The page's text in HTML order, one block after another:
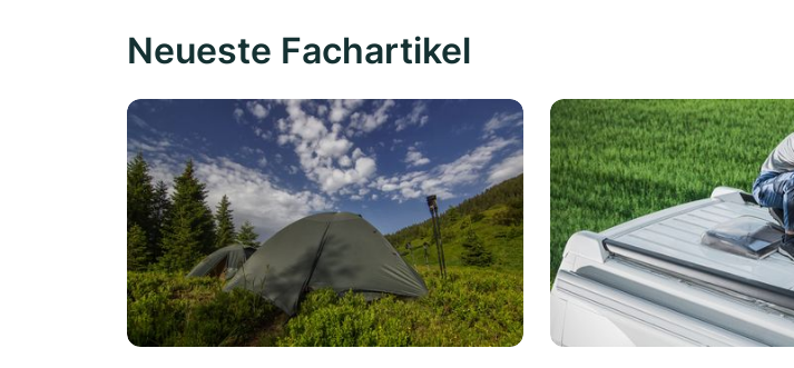
Neueste Fachartikel